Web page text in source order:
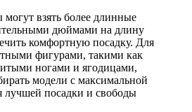
взять более длинные
дюймами на длину
комфортную посадку. Для
фигурами, такими как
ногами и ягодицами,
модели с максимальной
лучшей посадки и свободы